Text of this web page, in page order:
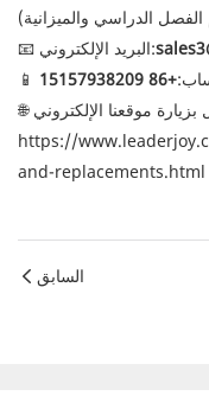
الدراسي والميزانية)
📧 البريد الإلكتروني:
+86 15157938209
https://
and-replacements.html
السابق